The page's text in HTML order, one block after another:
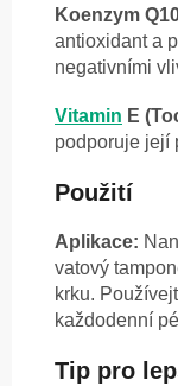
Koenzym
antioxidant a
negativními
Vitamin E
podporuje její
Použití
Aplikace:
vatový
krku.
každodenní
Tip pro